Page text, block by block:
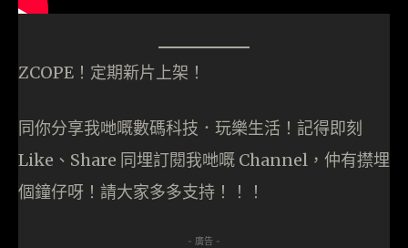
ZCOPE！定期新片上架！
同你分享我哋嘅數碼科技．玩樂生活！記得即刻
Like、Share 同埋訂閱我哋嘅 Channel，仲有㩒埋
個鐘仔呀！請大家多多支持！！！
- 廣告 -